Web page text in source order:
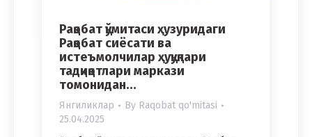
Рақобат қўмитаси ҳузуридаги
Рақобат сиёсати ва
истеъмолчилар ҳуқуқлари
тадқиқотлари маркази
томонидан…
Янгиликлар By Raqobat qo'mitasi
25.04.2025